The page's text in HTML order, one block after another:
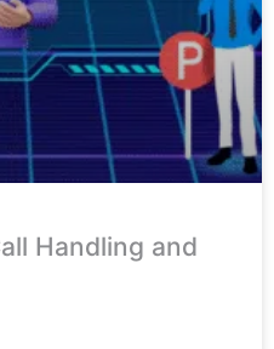
Handling and